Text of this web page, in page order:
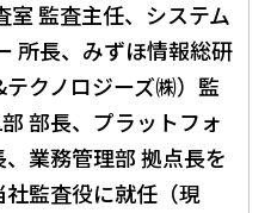
監査主任、システム
所長、みずほ情報総研
クノロジーズ㈱）監
部長、プラットフォ
業務管理部 拠点長を
監査役に就任（現